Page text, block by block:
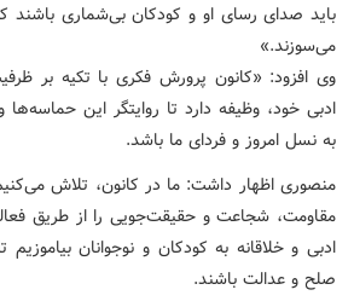
باید صدای رسای او و کودکان بی‌شماری
می‌سوزند.»
وی افزود: «کانون پرورش فکری با تکیه بر
ادبی خود، وظیفه دارد تا روایتگر این حماسه‌ها
به نسل امروز و فردای ما باشد.
منصوری اظهار داشت: ما در کانون، تلاش
مقاومت، شجاعت و حقیقت‌جویی را از طریق
ادبی و خلاقانه به کودکان و نوجوانان بیاموزیم
صلح و عدالت باشند.